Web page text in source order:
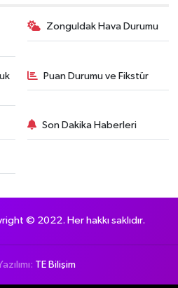
Zonguldak Hava Durumu
Puan Durumu ve Fikstür
Son Dakika Haberleri
© 2022. Her hakkı saklıdır.
TE Bilişim